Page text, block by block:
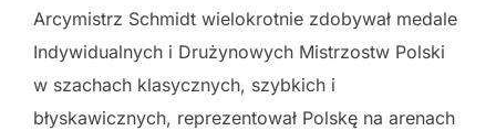
Arcymistrz Schmidt wielokrotnie zdobywał medale
Indywidualnych i Drużynowych Mistrzostw Polski
w szachach klasycznych, szybkich i
błyskawicznych, reprezentował Polskę na arenach